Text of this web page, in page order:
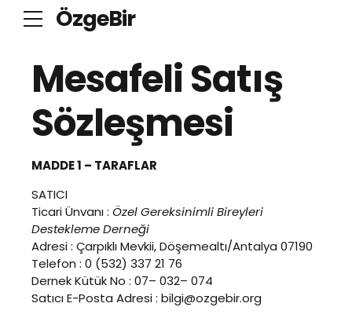
ÖzgeBir
Mesafeli Satış
Sözleşmesi
MADDE 1 – TARAFLAR
SATICI
Ticari Ünvanı : Özel Gereksinimli Bireyleri
Destekleme Derneği
Adresi : Çarpıklı Mevkii, Döşemealtı/Antalya 07190
Telefon : 0 (532) 337 21 76
Dernek Kütük No : 07– 032– 074
Satıcı E-Posta Adresi : bilgi@ozgebir.org